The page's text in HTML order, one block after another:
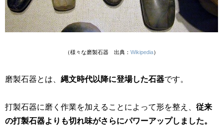
（様々な磨製石器 出典： Wikipedia）
磨製石器とは、 縄文時代以降に登場した石器です。
打製石器に磨く作業を加えることによって形を整え、 従来
の打製石器よりも切れ味がさらにパワーアップしました。